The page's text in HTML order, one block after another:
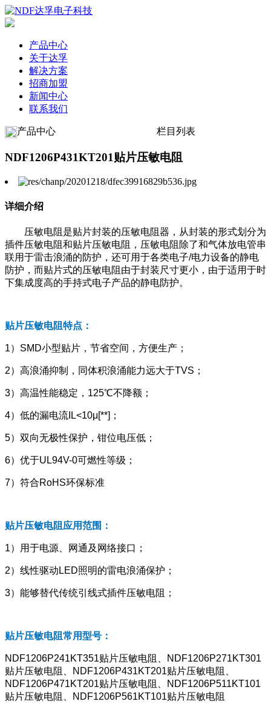
产品中心
关于达孚
解决方案
招商加盟
新闻中心
联系我们
产品中心 栏目列表
NDF1206P431KT201贴片压敏电阻
详细介绍
压敏电阻是贴片封装的压敏电阻器，从封装的形式划分为
插件压敏电阻和贴片压敏电阻，压敏电阻除了和气体放电管串
联用于雷击浪涌的防护，还可用于各类电子/电力设备的静电
防护，而贴片式的压敏电阻由于封装尺寸更小，由于适用于时
下集成度高的手持式电子产品的静电防护。
贴片压敏电阻特点：
1）SMD小型贴片，节省空间，方便生产；
2）高浪涌抑制，同体积浪涌能力远大于TVS；
3）高温性能稳定，125℃不降额；
4）低的漏电流IL<10μ[**]；
5）双向无极性保护，钳位电压低；
6）优于UL94V-0可燃性等级；
7）符合RoHS环保标准
贴片压敏电阻应用范围：
1）用于电源、网通及网络接口；
2）线性驱动LED照明的雷电浪涌保护；
3）能够替代传统引线式插件压敏电阻；
贴片压敏电阻常用型号：
NDF1206P241KT351贴片压敏电阻、NDF1206P271KT301
贴片压敏电阻、NDF1206P431KT201贴片压敏电阻、
NDF1206P471KT201贴片压敏电阻、NDF1206P511KT101
贴片压敏电阻、NDF1206P561KT101贴片压敏电阻